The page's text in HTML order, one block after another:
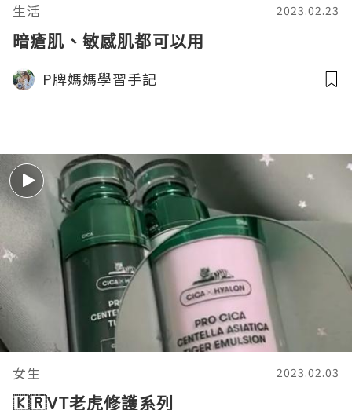
生活 2023.02.23
暗瘡肌、敏感肌都可以用
P牌媽媽學習手記
女生 2023.02.03
🇰🇷VT老虎修護系列